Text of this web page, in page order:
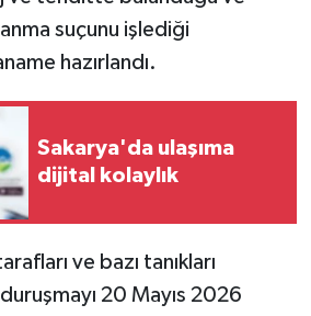
suçunu işlediği
hazırlandı.
Sakarya'da ulaşıma
dijital kolaylık
ve bazı tanıkları
20 Mayıs 2026